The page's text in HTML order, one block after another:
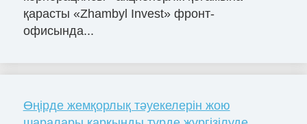
қарасты «Zhambyl Invest» фронт-
офисында...
Өңірде жемқорлық тәуекелерін жою